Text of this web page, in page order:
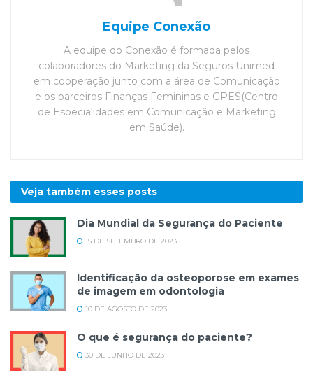
Equipe Conexão
A equipe do Conexão é formada pelos
colaboradores do Marketing da Seguros Unimed
em cooperação junto com a área de Comunicação
e os parceiros Finanças Femininas e GPES(Centro
de Especialidades em Comunicação e Marketing
em Saúde).
Veja também esses posts
Dia Mundial da Segurança do Paciente
15 DE SETEMBRO DE 2023
Identificação da osteoporose em exames
de imagem em odontologia
10 DE AGOSTO DE 2023
O que é segurança do paciente?
30 DE JUNHO DE 2023